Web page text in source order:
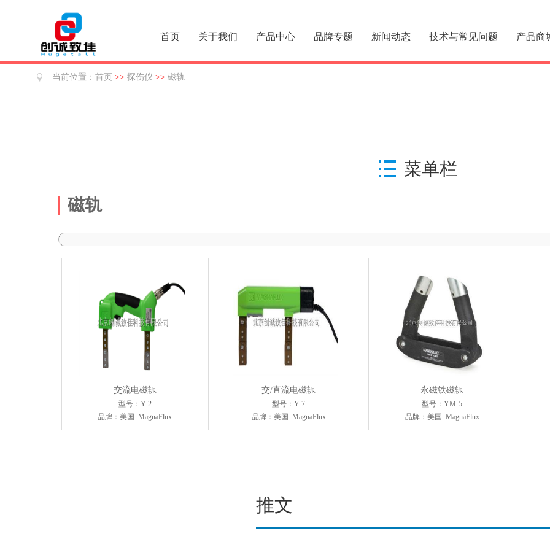
首页 关于我们 产品中心 品牌专题 新闻动态 技术与常见问题 产品商
当前位置： 首页 >> 探伤仪 >> 磁轨
菜单栏
磁轨
交流电磁轭
型号：Y-2
品牌：美国 MagnaFlux
交/直流电磁轭
型号：Y-7
品牌：美国 MagnaFlux
永磁铁磁轭
型号：YM-5
品牌：美国 MagnaFlux
推文